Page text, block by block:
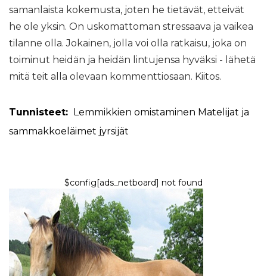
samanlaista kokemusta, joten he tietävät, etteivät
he ole yksin. On uskomattoman stressaava ja vaikea
tilanne olla. Jokainen, jolla voi olla ratkaisu, joka on
toiminut heidän ja heidän lintujensa hyväksi - lähetä
mitä teit alla olevaan kommenttiosaan. Kiitos.
Tunnisteet: Lemmikkien omistaminen Matelijat ja
sammakkoeläimet jyrsijät
$config[ads_netboard] not found